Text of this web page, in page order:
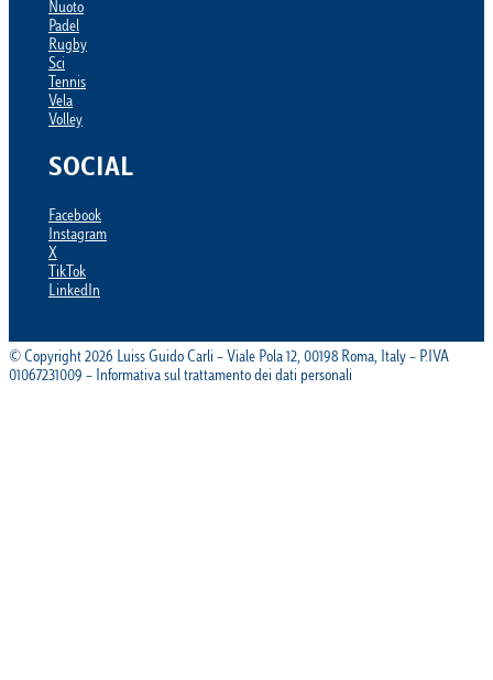
Nuoto
Padel
Rugby
Sci
Tennis
Vela
Volley
SOCIAL
Facebook
Instagram
X
TikTok
LinkedIn
© Copyright 2026 Luiss Guido Carli – Viale Pola 12, 00198 Roma, Italy – P.IVA
01067231009 – Informativa sul trattamento dei dati personali